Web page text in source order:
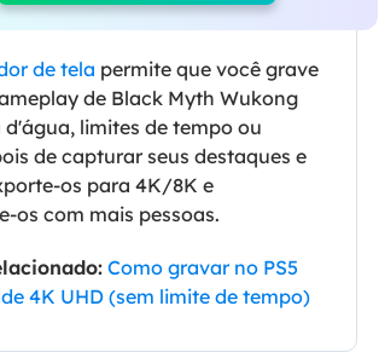
de tela permite que você grave
de Black Myth Wukong
limites de tempo ou
de capturar seus destaques e
os para 4K/8K e
os com mais pessoas.
Como gravar no PS5
4K UHD (sem limite de tempo)